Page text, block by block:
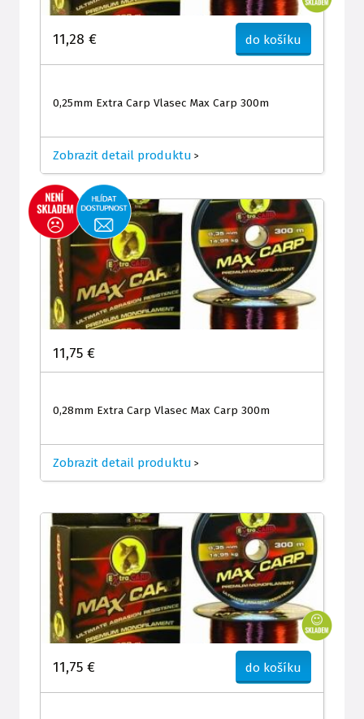
11,28 € do košíku
0,25mm Extra Carp Vlasec Max Carp 300m
Zobrazit detail produktu >
11,75 €
0,28mm Extra Carp Vlasec Max Carp 300m
Zobrazit detail produktu >
11,75 € do košíku